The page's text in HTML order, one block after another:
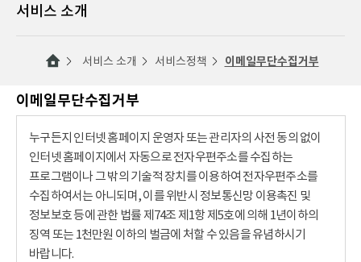
서비스 소개
서비스 소개 서비스정책 이메일무단수집거부
이메일무단수집거부
누구든지 인터넷 홈페이지 운영자 또는 관리자의 사전 동의 없이
인터넷 홈페이지에서 자동으로 전자우편주소를 수집하는
프로그램이나 그 밖의 기술적 장치를 이용하여 전자우편주소를
수집하여서는 아니되며, 이를 위반시 정보통신망 이용촉진 및
정보보호 등에 관한 법률 제74조 제1항 제5호에 의해 1년이하의
징역 또는 1천만원 이하의 벌금에 처할 수 있음을 유념하시기
바랍니다.